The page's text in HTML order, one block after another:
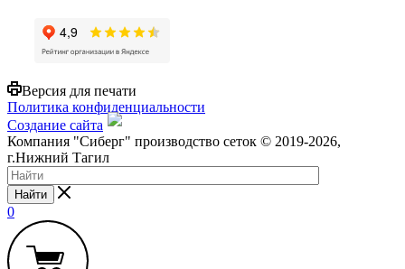
Версия для печати
Политика конфиденциальности
Создание сайта
Компания "Сиберг" производство сеток © 2019-2026,
г.Нижний Тагил
Найти
0